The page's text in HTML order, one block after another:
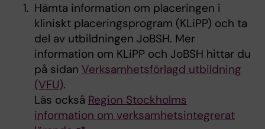
Hämta information om placeringen i
kliniskt placeringsprogram (KLiPP) och ta
del av utbildningen JoBSH. Mer
information om KLiPP och JoBSH hittar du
på sidan Verksamhetsförlagd utbildning
(VFU).
Läs också Region Stockholms
information om verksamhetsintegrerat